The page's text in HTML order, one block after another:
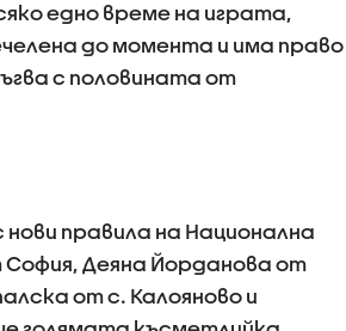
едно време на играта,
до момента и има право
с половината от
правила на Национална
София, Деяна Йорданова от
от с. Калояново и